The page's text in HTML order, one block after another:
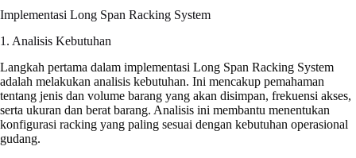
Implementasi Long Span Racking System
1. Analisis Kebutuhan
Langkah pertama dalam implementasi Long Span Racking System
adalah melakukan analisis kebutuhan. Ini mencakup pemahaman
tentang jenis dan volume barang yang akan disimpan, frekuensi akses,
serta ukuran dan berat barang. Analisis ini membantu menentukan
konfigurasi racking yang paling sesuai dengan kebutuhan operasional
gudang.